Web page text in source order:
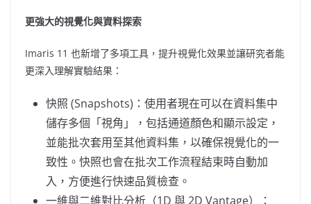
更強大的視覺化與資料探索
Imaris 11 也新增了多項工具，提升視覺化效果並讓研究者能
更深入理解實驗結果：
快照 (Snapshots)：使用者現在可以在資料集中
儲存多個「視角」，包括通道顏色和顯示設定，
並能批次套用至其他資料集，以確保視覺化的一
致性。快照也會在批次工作流程結束時自動加
入，方便進行快速品質檢查。
一維與二維對比分析（1D 與 2D Vantage）：